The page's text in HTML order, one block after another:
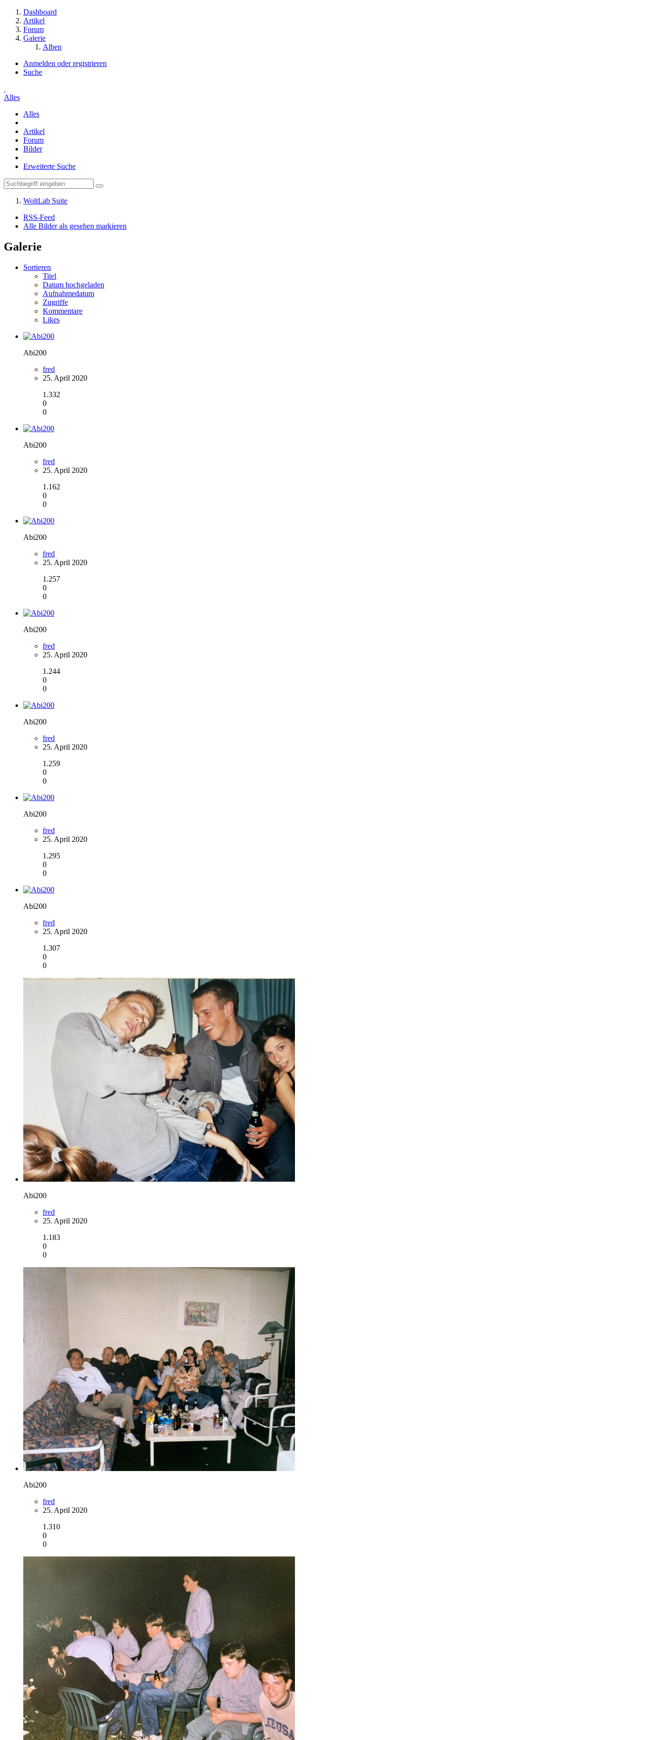
Dashboard
Artikel
Forum
Galerie
Alben
Anmelden oder registrieren
Suche
Alles
Alles
Artikel
Forum
Bilder
Erweiterte Suche
WoltLab Suite
RSS-Feed
Alle Bilder als gesehen markieren
Galerie
Sortieren
Titel
Datum hochgeladen
Aufnahmedatum
Zugriffe
Kommentare
Likes
Abi200
fred
25. April 2020
1.332
0
0
Abi200
fred
25. April 2020
1.162
0
0
Abi200
fred
25. April 2020
1.257
0
0
Abi200
fred
25. April 2020
1.244
0
0
Abi200
fred
25. April 2020
1.259
0
0
Abi200
fred
25. April 2020
1.295
0
0
Abi200
fred
25. April 2020
1.307
0
0
Abi200
fred
25. April 2020
1.183
0
0
Abi200
fred
25. April 2020
1.310
0
0